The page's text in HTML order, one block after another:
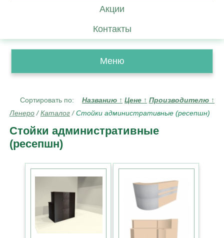
Акции
Контакты
Меню
Сортировать по: Названию ↑ Цене ↑ Производителю ↑
Ленеро /Каталог /Стойки административные (ресепшн)
Стойки административные
(ресепшн)